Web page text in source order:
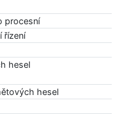
procesní
řízení
hesel
hesel